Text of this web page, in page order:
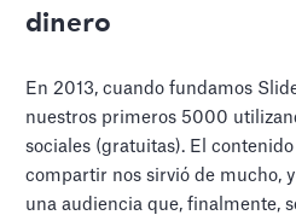
dinero
En 2013, cuando fundamos
nuestros primeros 5000
sociales (gratuitas). El
compartir nos sirvió de mucho,
una audiencia que, finalmente,